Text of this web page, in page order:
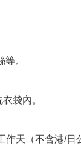
。
袋內。
作天（不含港/日